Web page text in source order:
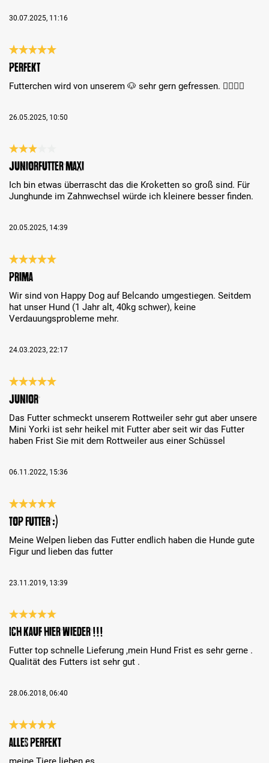
30.07.2025, 11:16
Bewertung mit 5 von 5 Sternen
Perfekt
Futterchen wird von unserem 🐶 sehr gern gefressen. 👍🏻👍🏻
26.05.2025, 10:50
Bewertung mit 3 von 5 Sternen
Juniorfutter Maxi
Ich bin etwas überrascht das die Kroketten so groß sind. Für
Junghunde im Zahnwechsel würde ich kleinere besser finden.
20.05.2025, 14:39
Bewertung mit 5 von 5 Sternen
Prima
Wir sind von Happy Dog auf Belcando umgestiegen. Seitdem
hat unser Hund (1 Jahr alt, 40kg schwer), keine
Verdauungsprobleme mehr.
24.03.2023, 22:17
Bewertung mit 5 von 5 Sternen
Junior
Das Futter schmeckt unserem Rottweiler sehr gut aber unsere
Mini Yorki ist sehr heikel mit Futter aber seit wir das Futter
haben Frist Sie mit dem Rottweiler aus einer Schüssel
06.11.2022, 15:36
Bewertung mit 5 von 5 Sternen
Top Futter :)
Meine Welpen lieben das Futter endlich haben die Hunde gute
Figur und lieben das futter
23.11.2019, 13:39
Bewertung mit 5 von 5 Sternen
Ich kauf hier wieder !!!
Futter top schnelle Lieferung ,mein Hund Frist es sehr gerne .
Qualität des Futters ist sehr gut .
28.06.2018, 06:40
Bewertung mit 5 von 5 Sternen
alles perfekt